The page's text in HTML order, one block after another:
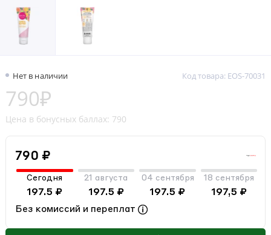
Нет в наличии Код товара: EOS-70031
790₽
Цена в бонусных баллах: 790
790 ₽
Сегодня
197.5 ₽
21 августа
197.5 ₽
04 сентября
197.5 ₽
18 сентября
197,5 ₽
Без комиссий и переплат